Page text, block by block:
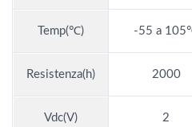
Temp(℃) -55 a
Resistenza(h) 2000
Vdc(V) 2